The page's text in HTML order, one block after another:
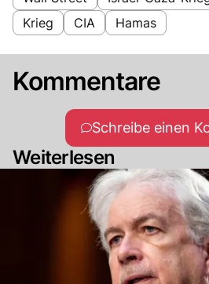
Krieg
CIA Hamas
Kommentare
Schreibe einen
Weiterlesen